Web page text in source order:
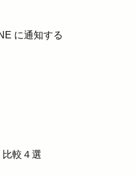
に通知する
比較４選